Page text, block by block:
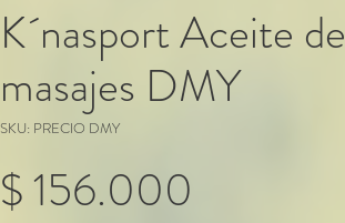
K´nasport Aceite de
masajes DMY
SKU: PRECIO DMY
$ 156.000